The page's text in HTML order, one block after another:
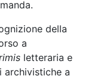
della
a
letteraria e
archivistiche a